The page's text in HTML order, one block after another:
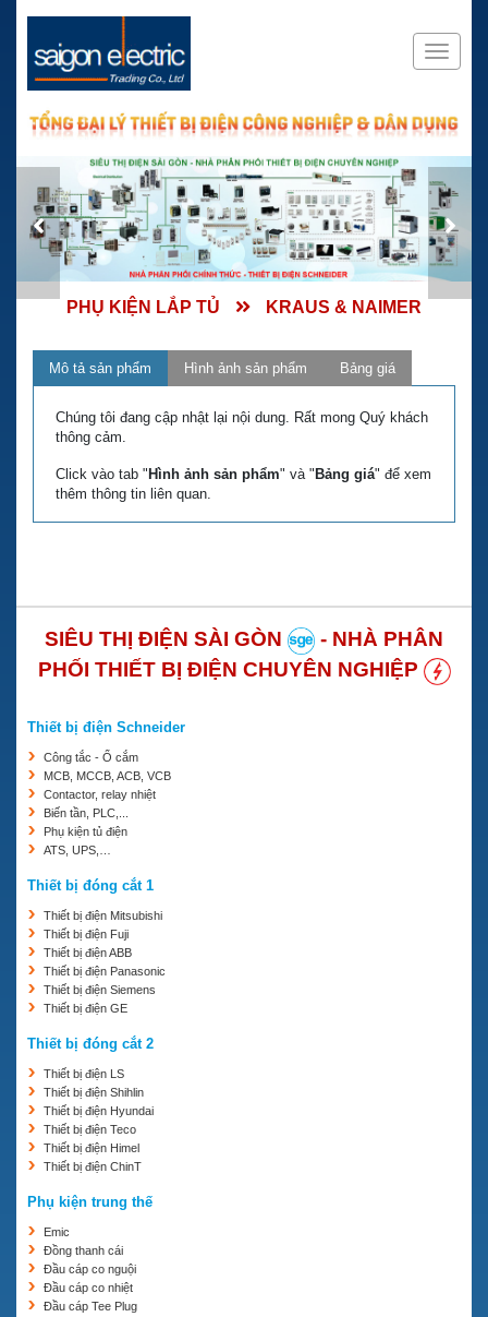
PHỤ KIỆN LẮP TỦ KRAUS & NAIMER
Mô tả sản phẩm Hình ảnh sản phẩm Bảng giá
Chúng tôi đang cập nhật lại nội dung. Rất mong Quý khách
thông cảm.
Click vào tab " Hình ảnh sản phẩm" và " Bảng giá" để xem
thêm thông tin liên quan.
SIÊU THỊ ĐIỆN SÀI GÒN
- NHÀ PHÂN
PHỐI THIẾT BỊ ĐIỆN CHUYÊN NGHIỆP
Thiết bị điện Schneider
Công tắc - Ổ cắm
MCB, MCCB, ACB, VCB
Contactor, relay nhiệt
Biến tần, PLC,...
Phụ kiện tủ điện
ATS, UPS,…
Thiết bị đóng cắt 1
Thiết bị điện Mitsubishi
Thiết bị điện Fuji
Thiết bị điện ABB
Thiết bị điện Panasonic
Thiết bị điện Siemens
Thiết bị điện GE
Thiết bị đóng cắt 2
Thiết bị điện LS
Thiết bị điện Shihlin
Thiết bị điện Hyundai
Thiết bị điện Teco
Thiết bị điện Himel
Thiết bị điện ChinT
Phụ kiện trung thế
Emic
Đồng thanh cái
Đầu cáp co nguội
Đầu cáp co nhiệt
Đầu cáp Tee Plug